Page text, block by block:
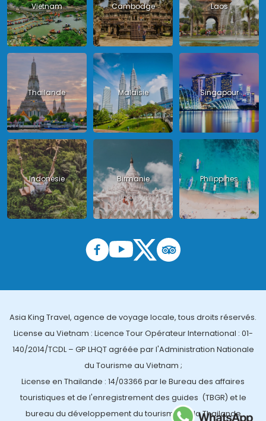
Vietnam Cambodge Laos
Thailande Malaisie Singapour
Indonésie Birmanie Philippines
Asia King Travel, agence de voyage locale, tous droits réservés.
License au Vietnam : Licence Tour Opérateur International : 01-
140/2014/TCDL – GP LHQT agréée par l'Administration Nationale
du Tourisme au Vietnam ;
License en Thailande : 14/03366 par le Bureau des affaires
touristiques et de l'enregistrement des guides (TBGR) et le
bureau du développement du tourisme de la Thailande